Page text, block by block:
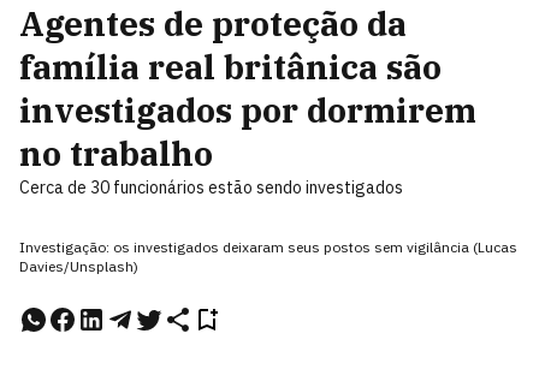
Agentes de proteção da
família real britânica são
investigados por dormirem
no trabalho
Cerca de 30 funcionários estão sendo investigados
Investigação: os investigados deixaram seus postos sem vigilância (Lucas
Davies/Unsplash)